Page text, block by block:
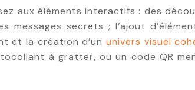
aux éléments interactifs : des
messages secrets ; l’ajout
et la création d’un univers visuel
à gratter, ou un code QR